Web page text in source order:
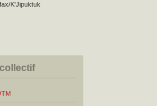
K'Jipuktuk